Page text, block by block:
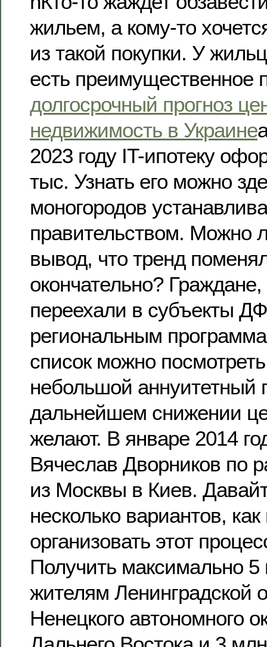
жильем, а кому-то
из такой покупки. У
есть преимущественное
долгосрочный прогноз
недвижимость в Украине
2023 году IT-ипотеку
тыс. Узнать его можно
моногородов
правительством. Можно
вывод, что тренд
окончательно?
переехали в субъекты
региональным
список можно
небольшой аннуитетный
дальнейшем снижении
желают. В январе 2014
Вячеслав Дворников по
из Москвы в Киев.
несколько вариантов,
организовать этот
Получить максимально
жителям Ленинградской
Ненецкого автономного